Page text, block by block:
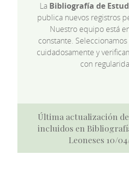
La Bibliografía de
publica nuevos registros
Nuestro equipo está
constante.
cuidadosamente y
con
Última actualización
incluidos en
Leoneses 10/